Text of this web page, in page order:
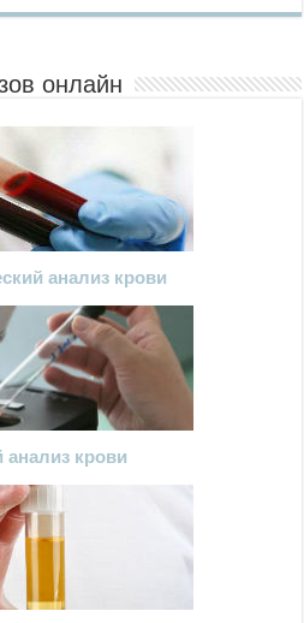
онлайн
анализ крови
крови